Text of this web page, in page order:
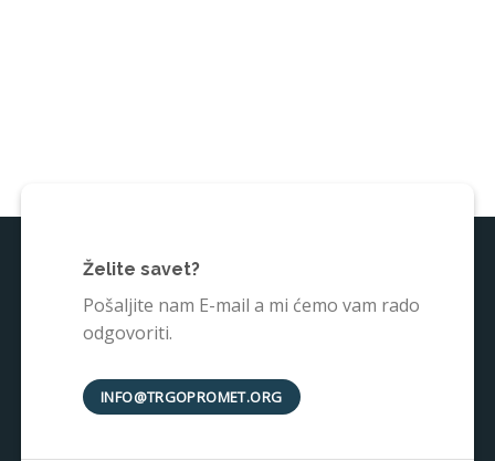
Želite savet?
Pošaljite nam E-mail a mi ćemo vam rado
odgovoriti.
INFO@TRGOPROMET.ORG